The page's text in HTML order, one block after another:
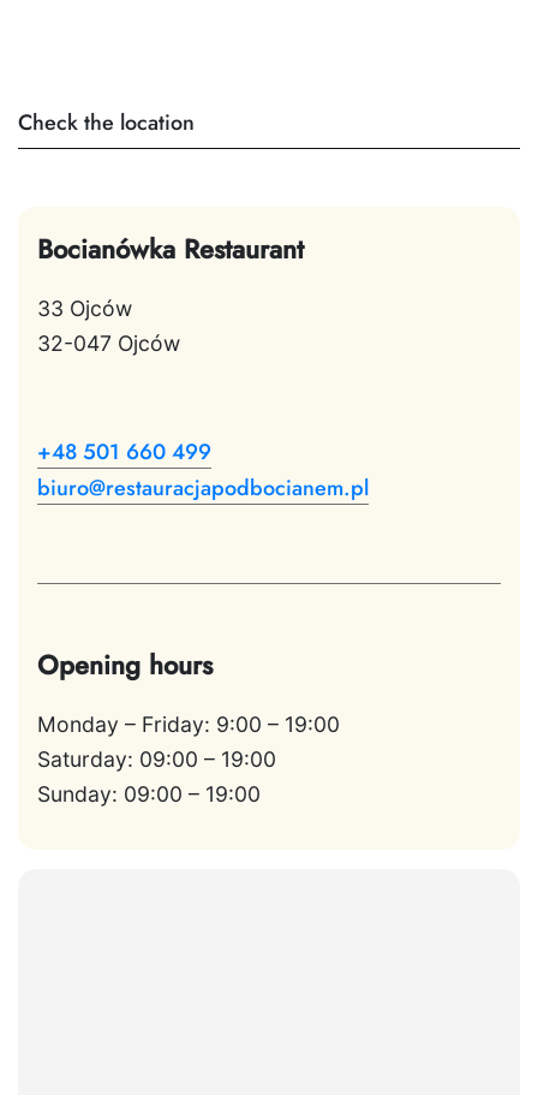
Check the location
Bocianówka Restaurant
33 Ojców
32-047 Ojców
+48 501 660 499
biuro@restauracjapodbocianem.pl
Opening hours
Monday – Friday: 9:00 – 19:00
Saturday: 09:00 – 19:00
Sunday: 09:00 – 19:00